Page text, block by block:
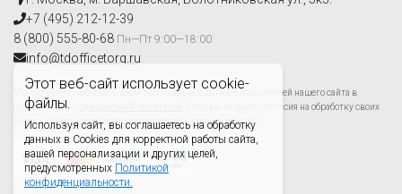
Этот веб-сайт использует cookie-
файлы.
Используя сайт, вы соглашаетесь на обработку
данных в Cookies для корректной работы сайта,
вашей персонализации и других целей,
предусмотренных Политикой
конфиденциальности.
+7 (495) 212-12-39
8 (800) 555-80-68 Пн—Пт 9:00—18:00
info@tdofficetorg.ru
Мы получаем и обрабатываем персональные данные посетителей нашего сайта в
соответствии с
. Если вы не даете согласия на обработку своих
персональных данных,вам необходимо покинуть наш сайт.